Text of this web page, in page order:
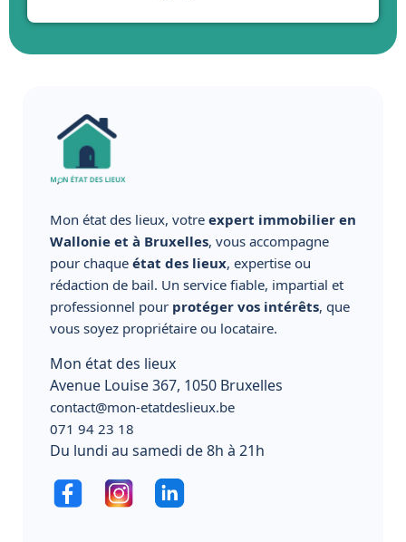
Mon état des lieux, votre expert immobilier en
Wallonie et à Bruxelles, vous accompagne
pour chaque état des lieux, expertise ou
rédaction de bail. Un service fiable, impartial et
professionnel pour protéger vos intérêts, que
vous soyez propriétaire ou locataire.
Mon état des lieux
Avenue Louise 367, 1050 Bruxelles
contact@mon-etatdeslieux.be
071 94 23 18
Du lundi au samedi de 8h à 21h